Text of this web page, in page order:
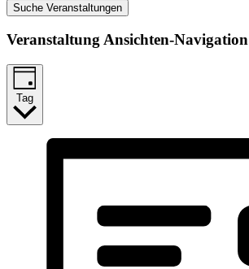
Suche Veranstaltungen
Veranstaltung Ansichten-Navigation
Tag